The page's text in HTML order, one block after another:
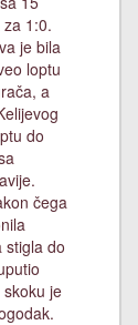
1:0.
je bila
loptu
a
do
čega
stigla do
je